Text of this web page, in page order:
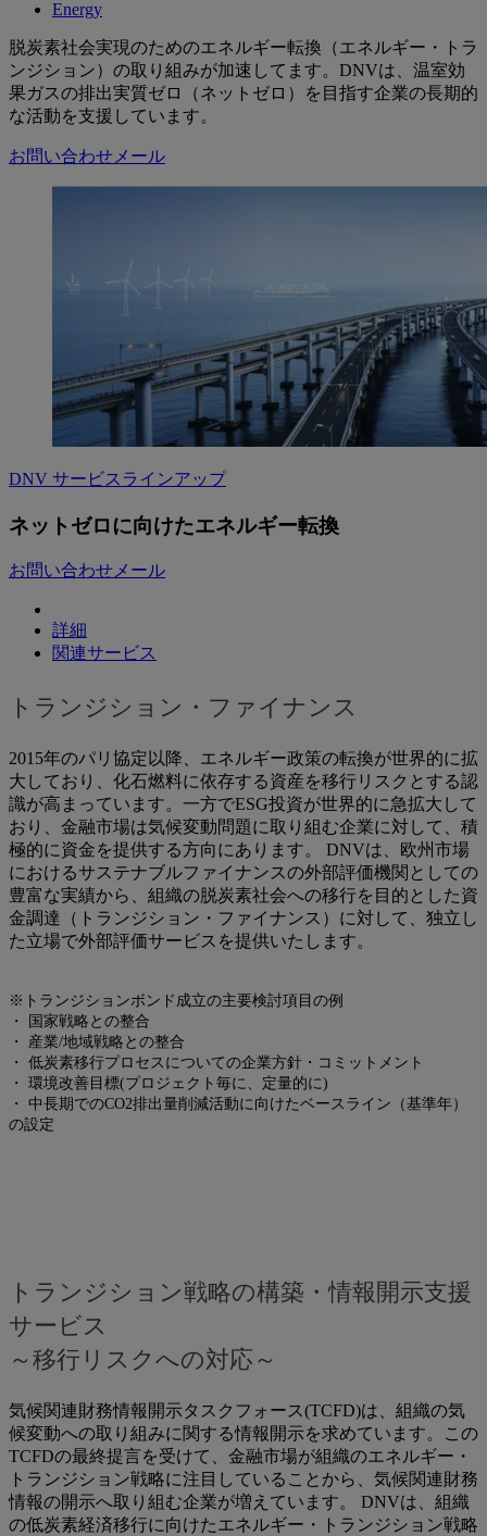
Energy
脱炭素社会実現のためのエネルギー転換（エネルギー・トラ
ンジション）の取り組みが加速してます。DNVは、温室効
果ガスの排出実質ゼロ（ネットゼロ）を目指す企業の長期的
な活動を支援しています。
お問い合わせメール
DNV サービスラインアップ
ネットゼロに向けたエネルギー転換
お問い合わせメール
詳細
関連サービス
トランジション・ファイナンス
2015年のパリ協定以降、エネルギー政策の転換が世界的に拡
大しており、化石燃料に依存する資産を移行リスクとする認
識が高まっています。一方でESG投資が世界的に急拡大して
おり、金融市場は気候変動問題に取り組む企業に対して、積
極的に資金を提供する方向にあります。 DNVは、欧州市場
におけるサステナブルファイナンスの外部評価機関としての
豊富な実績から、組織の脱炭素社会への移行を目的とした資
金調達（トランジション・ファイナンス）に対して、独立し
た立場で外部評価サービスを提供いたします。
※トランジションボンド成立の主要検討項目の例
・ 国家戦略との整合
・ 産業/地域戦略との整合
・ 低炭素移行プロセスについての企業方針・コミットメント
・ 環境改善目標(プロジェクト毎に、定量的に)
・ 中長期でのCO2排出量削減活動に向けたベースライン（基準年）
の設定
トランジション戦略の構築・情報開示支援
サービス
～移行リスクへの対応～
気候関連財務情報開示タスクフォース(TCFD)は、組織の気
候変動への取り組みに関する情報開示を求めています。この
TCFDの最終提言を受けて、金融市場が組織のエネルギー・
トランジション戦略に注目していることから、気候関連財務
情報の開示へ取り組む企業が増えています。 DNVは、組織
の低炭素経済移行に向けたエネルギー・トランジション戦略